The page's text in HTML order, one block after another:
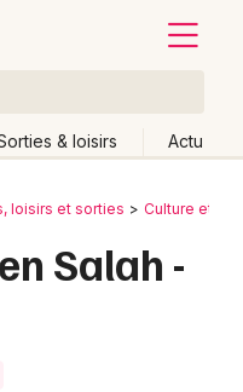
& loisirs Actu
loisirs et sorties Culture et
Salah -